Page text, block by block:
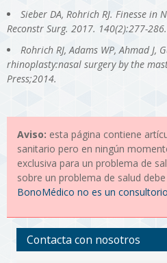
Sieber DA, Rohrich RJ. Finesse in
Reconstr Surg. 2017. 140(2):277-286.
Rohrich RJ, Adams WP, Ahmad J,
rhinoplasty:nasal surgery by the
Press;2014.
Aviso: esta página contiene
sanitario pero en ningún
exclusiva para un problema de
sobre un problema de salud
BonoMédico no es un
Contacta con nosotros